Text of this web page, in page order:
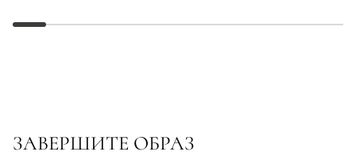
ЗАВЕРШИТЕ ОБРАЗ